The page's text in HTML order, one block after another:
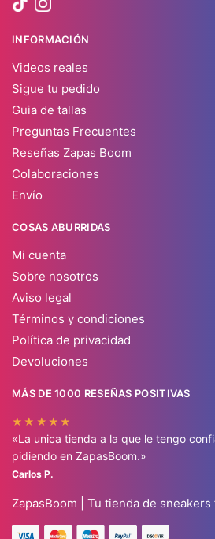
INFORMACIÓN
Videos reales
Sigue tu pedido
Guia de tallas
Preguntas Frecuentes
Reseñas Zapas Boom
Colaboraciones
Envío
COSAS ABURRIDAS
Mi cuenta
Sobre nosotros
Aviso legal
Términos y condiciones
Política de privacidad
Devoluciones
MÁS DE 1000 RESEÑAS POSITIVAS
★★★★★
«La unica tienda a la que le tengo
pidiendo en ZapasBoom.»
Carlos P.
ZapasBoom | Tu tienda de sneakers